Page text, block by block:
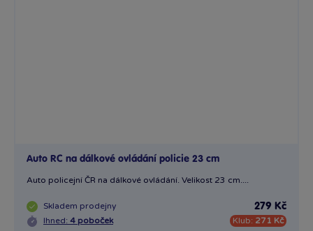
Auto RC na dálkové ovládání policie 23 cm
Auto policejní ČR na dálkové ovládání. Velikost 23 cm....
Skladem prodejny
Ihned: 4 poboček
279 Kč
Klub: 271 Kč